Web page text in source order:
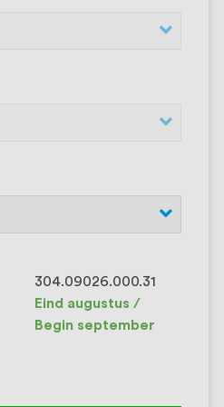
304.09026.000.31
Eind augustus /
Begin september